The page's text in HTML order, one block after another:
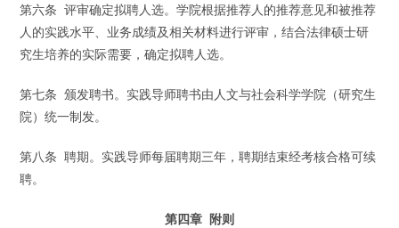
第六条 评审确定拟聘人选。学院根据推荐人的推荐意见和被推荐
人的实践水平、业务成绩及相关材料进行评审，结合法律硕士研
究生培养的实际需要，确定拟聘人选。
第七条 颁发聘书。实践导师聘书由人文与社会科学学院（研究生
院）统一制发。
第八条 聘期。实践导师每届聘期三年，聘期结束经考核合格可续
聘。
第四章 附则